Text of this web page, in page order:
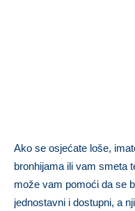
Ako se osjećate loše,
bronhijama ili vam smeta
može vam pomoći da se
jednostavni i dostupni, a